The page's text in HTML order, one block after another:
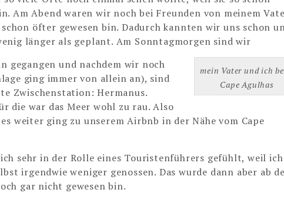
Am Abend waren wir noch bei Freunden von meinem
öfter gewesen bin. Dadurch kannten wir uns schon
länger als geplant. Am Sonntagmorgen sind wir
mein Vater und ich
Cape Agulhas
gegangen und nachdem wir noch
ging immer von allein an), sind
Zwischenstation: Hermanus.
die war das Meer wohl zu rau. Also
weiter ging zu unserem Airbnb in der Nähe vom Cape
sehr in der Rolle eines Touristenführers gefühlt, weil
irgendwie weniger genossen. Das wurde dann aber ab
gar nicht gewesen bin.